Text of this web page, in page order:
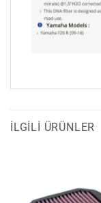
İLGILI ÜRÜNLER